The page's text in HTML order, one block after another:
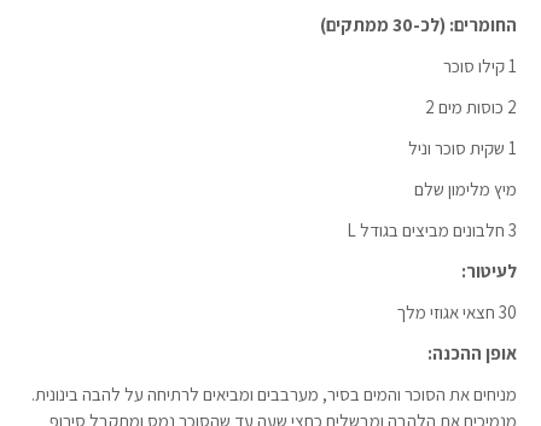
החומרים: (לכ-30 ממתקים)
1 קילו סוכר
2 כוסות מים 2
1 שקית סוכר וניל
מיץ מלימון שלם
3 חלבונים מביצים בגודל L
לעיטור:
30 חצאי אגוזי מלך
אופן ההכנה:
מניחים את הסוכר והמים בסיר, מערבבים ומביאים לרתיחה על להבה בינונית.
מנמיכים את הלהבה ומבשלים כחצי שעה עד שהסוכר נמס ומתקבל סירופ